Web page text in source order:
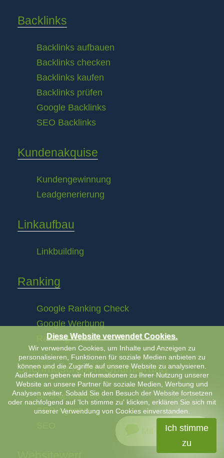
Backlinks
Backlinks aufbauen
Backlinks checken
Backlinks kaufen
Backlinks prüfen
Google Backlinks
SEO Backlinks
Kundenakquise
Kundengewinnung
Leadgenerierung
Linkaufbau
Linkbuilding
Ranking
Google Ranking Check
Google Werbung
Ranking Check
Suchmaschinen-Optimierung
SEO optimieren
SEO Agentur
Mit uns chatten
Diese Website verwendet Cookies.
Wir verwenden Cookies, um Inhalte und Anzeigen zu
personalisieren, Funktionen für soziale Medien anbieten zu
können und die Zugriffe auf unsere Website zu analysieren.
Außerdem geben wir Informationen zu Ihrer Nutzung unserer
Website an unsere Partner für soziale Medien, Werbung und
Analysen weiter. Sobald Sie den Besuch der Website fortsetzen
oder nachfolgend auf 'Ich stimme zu' klicken, erklären Sie sich mit
unserer Verwendung von Cookies einverstanden.
Ich stimme
zu